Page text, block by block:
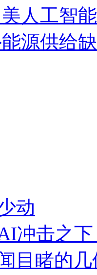
人工智
源供给
动
冲击之
目睹的